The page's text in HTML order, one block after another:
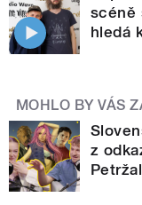
scéně
hledá
MOHLO BY VÁS
z